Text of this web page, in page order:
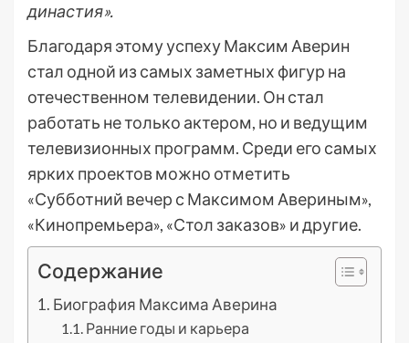
династия».
Благодаря этому успеху Максим Аверин
стал одной из самых заметных фигур на
отечественном телевидении. Он стал
работать не только актером, но и ведущим
телевизионных программ. Среди его самых
ярких проектов можно отметить
«Субботний вечер с Максимом Авериным»,
«Кинопремьера», «Стол заказов» и другие.
Содержание
Биография Максима Аверина
Ранние годы и карьера